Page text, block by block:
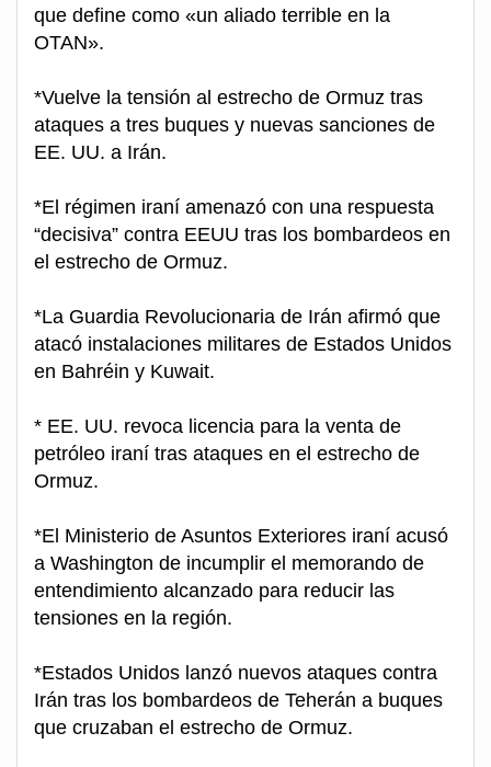
que define como «un aliado terrible en la
OTAN».
*Vuelve la tensión al estrecho de Ormuz tras
ataques a tres buques y nuevas sanciones de
EE. UU. a Irán.
*El régimen iraní amenazó con una respuesta
“decisiva” contra EEUU tras los bombardeos en
el estrecho de Ormuz.
*La Guardia Revolucionaria de Irán afirmó que
atacó instalaciones militares de Estados Unidos
en Bahréin y Kuwait.
* EE. UU. revoca licencia para la venta de
petróleo iraní tras ataques en el estrecho de
Ormuz.
*El Ministerio de Asuntos Exteriores iraní acusó
a Washington de incumplir el memorando de
entendimiento alcanzado para reducir las
tensiones en la región.
*Estados Unidos lanzó nuevos ataques contra
Irán tras los bombardeos de Teherán a buques
que cruzaban el estrecho de Ormuz.